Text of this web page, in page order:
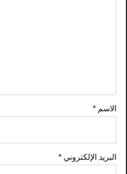
الاسم*
البريد الإلكتروني*